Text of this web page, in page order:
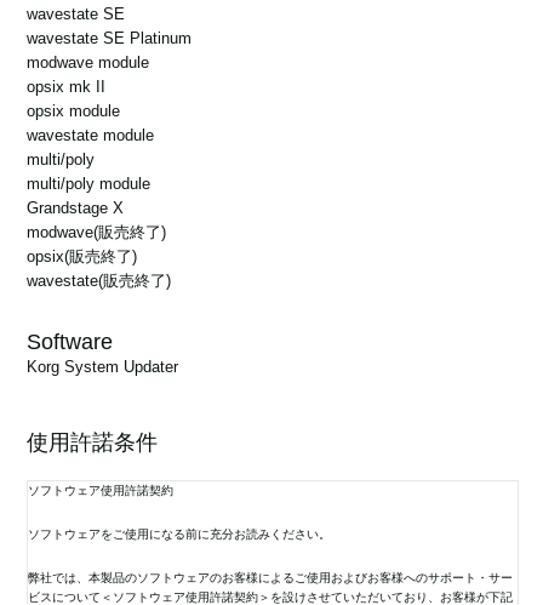
wavestate SE
wavestate SE Platinum
modwave module
opsix mk II
opsix module
wavestate module
multi/poly
multi/poly module
Grandstage X
modwave(販売終了)
opsix(販売終了)
wavestate(販売終了)
Software
Korg System Updater
使用許諾条件
ソフトウェア使用許諾契約
ソフトウェアをご使用になる前に充分お読みください。
弊社では、本製品のソフトウェアのお客様によるご使用およびお客様へのサポート・サー
ビスについて＜ソフトウェア使用許諾契約＞を設けさせていただいており、お客様が下記